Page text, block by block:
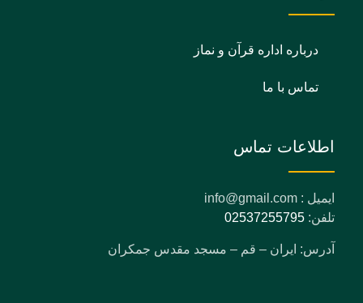
درباره اداره قرآن و نماز
تماس با ما
اطلاعات تماس
ایمیل : info@gmail.com
تلفن: 02537255795
آدرس: ایران – قم – مسجد مقدس جمکران